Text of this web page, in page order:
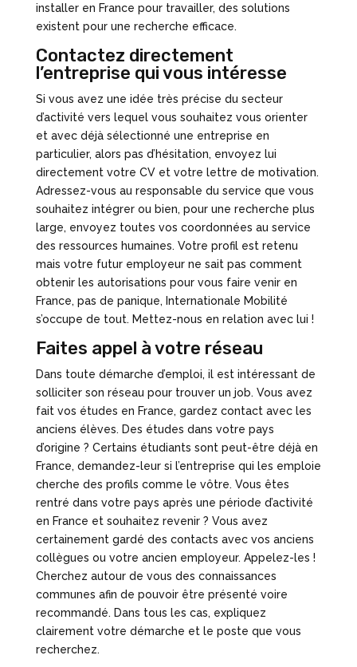
installer en France pour travailler, des solutions
existent pour une recherche efficace.
Contactez directement
l’entreprise qui vous intéresse
Si vous avez une idée très précise du secteur
d’activité vers lequel vous souhaitez vous orienter
et avec déjà sélectionné une entreprise en
particulier, alors pas d’hésitation, envoyez lui
directement votre CV et votre lettre de motivation.
Adressez-vous au responsable du service que vous
souhaitez intégrer ou bien, pour une recherche plus
large, envoyez toutes vos coordonnées au service
des ressources humaines. Votre profil est retenu
mais votre futur employeur ne sait pas comment
obtenir les autorisations pour vous faire venir en
France, pas de panique, Internationale Mobilité
s’occupe de tout. Mettez-nous en relation avec lui !
Faites appel à votre réseau
Dans toute démarche d’emploi, il est intéressant de
solliciter son réseau pour trouver un job. Vous avez
fait vos études en France, gardez contact avec les
anciens élèves. Des études dans votre pays
d’origine ? Certains étudiants sont peut-être déjà en
France, demandez-leur si l’entreprise qui les emploie
cherche des profils comme le vôtre. Vous êtes
rentré dans votre pays après une période d’activité
en France et souhaitez revenir ? Vous avez
certainement gardé des contacts avec vos anciens
collègues ou votre ancien employeur. Appelez-les !
Cherchez autour de vous des connaissances
communes afin de pouvoir être présenté voire
recommandé. Dans tous les cas, expliquez
clairement votre démarche et le poste que vous
recherchez.